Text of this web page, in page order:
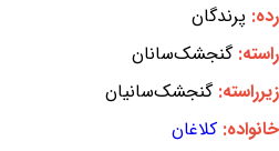
رده: پرندگان
راسته:گنجشک‌سانان
زیرراسته:گنجشک‌سانیان
خانواده: کلاغان